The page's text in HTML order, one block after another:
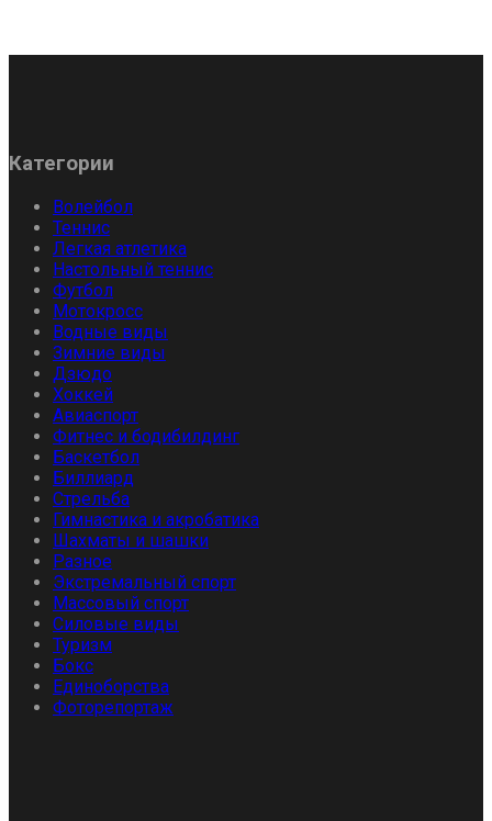
Категории
Волейбол
Теннис
Легкая атлетика
Настольный теннис
Футбол
Мотокросс
Водные виды
Зимние виды
Дзюдо
Хоккей
Авиаспорт
Фитнес и бодибилдинг
Баскетбол
Биллиард
Стрельба
Гимнастика и акробатика
Шахматы и шашки
Разное
Экстремальный спорт
Массовый спорт
Силовые виды
Туризм
Бокс
Единоборства
Фоторепортаж